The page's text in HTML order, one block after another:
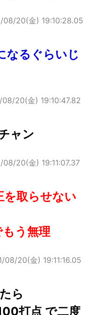
08/20(金) 19:10:28.05
なるぐらいじ
08/20(金) 19:10:47.82
ャン
08/20(金) 19:11:07.37
を取らせない
う無理
08/20(金) 19:11:16.05
ら
打点 で二度